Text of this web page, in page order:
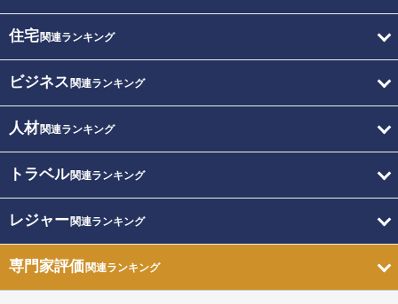
住宅関連ランキング
ビジネス 関連ランキング
人材関連ランキング
トラベル関連ランキング
レジャー関連ランキング
専門家評価関連ランキング